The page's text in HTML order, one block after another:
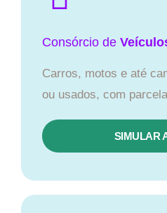
Consórcio de
Carros, motos e até
ou usados, com
SIMULAR